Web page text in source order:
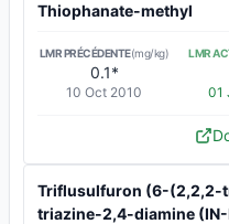
Thiophanate-methyl
LMR PRÉCÉDENTE(mg/kg)
0.1*
10 Oct 2010
LMR
01
Triflusulfuron (6-(2,2,2-
triazine-2,4-diamine